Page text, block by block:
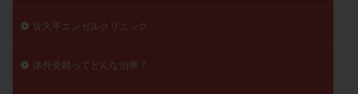
佐久平エンゼルクリニック
体外受精ってどんな治療？